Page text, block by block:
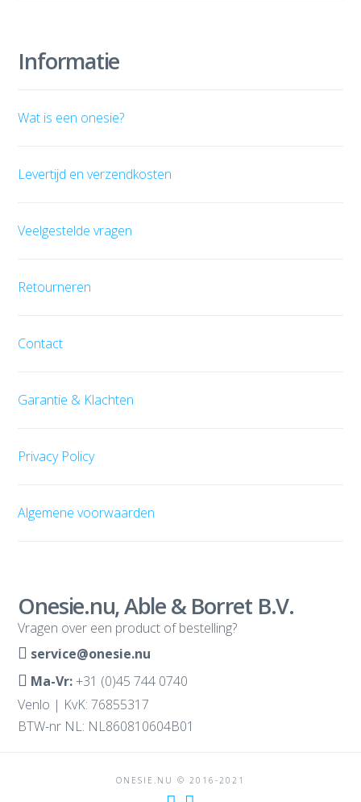
Informatie
Wat is een onesie?
Levertijd en verzendkosten
Veelgestelde vragen
Retourneren
Contact
Garantie & Klachten
Privacy Policy
Algemene voorwaarden
Onesie.nu, Able & Borret B.V.
Vragen over een product of bestelling?
service@onesie.nu
Ma-Vr:+31 (0)45 744 0740
Venlo | KvK: 76855317
BTW-nr NL: NL860810604B01
ONESIE.NU © 2016-2021